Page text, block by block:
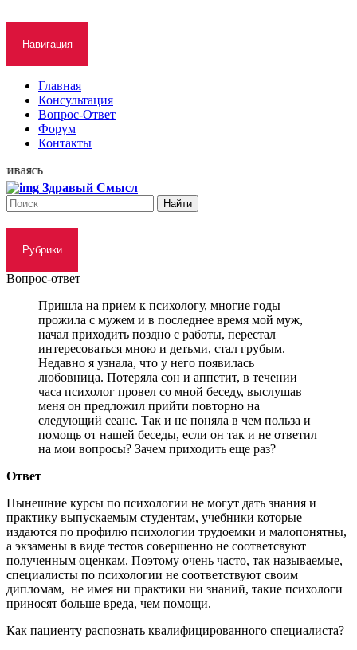
Навигация
Главная
Консультация
Вопрос-Ответ
Форум
Контакты
Здравый Смысл
Рубрики
Вопрос-ответ
Пришла на прием к психологу, многие годы
прожила с мужем и в последнее время мой муж,
начал приходить поздно с работы, перестал
интересоваться мною и детьми, стал грубым.
Недавно я узнала, что у него появилась
любовница. Потеряла сон и аппетит, в течении
часа психолог провел со мной беседу, выслушав
меня он предложил прийти повторно на
следующий сеанс. Так и не поняла в чем польза и
помощь от нашей беседы, если он так и не ответил
на мои вопросы? Зачем приходить еще раз?
Ответ
Нынешние курсы по психологии не могут дать знания и
практику выпускаемым студентам, учебники которые
издаются по профилю психологии трудоемки и малопонятны,
а экзамены в виде тестов совершенно не соответсвуют
полученным оценкам. Поэтому очень часто, так называемые,
специалисты по психологии не соответствуют своим
дипломам, не имея ни практики ни знаний, такие психологи
приносят больше вреда, чем помощи.
Как пациенту распознать квалифицированного специалиста?